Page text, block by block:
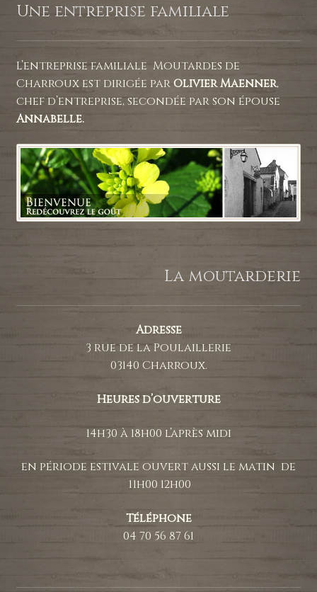
Une entreprise familiale
L’entreprise familiale Moutardes de
Charroux est dirigée par Olivier Maenner,
chef d’entreprise, secondée par son épouse
Annabelle.
La moutarderie
Adresse
3 rue de la Poulaillerie
03140 Charroux.
Heures d’ouverture
14h30 à 18h00 l’après midi
en période estivale ouvert aussi le matin de
11h00 12h00
Téléphone
04 70 56 87 61